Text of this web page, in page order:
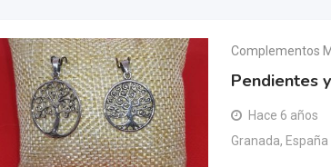
Complementos
Pendientes
Hace 6 años
Granada, España